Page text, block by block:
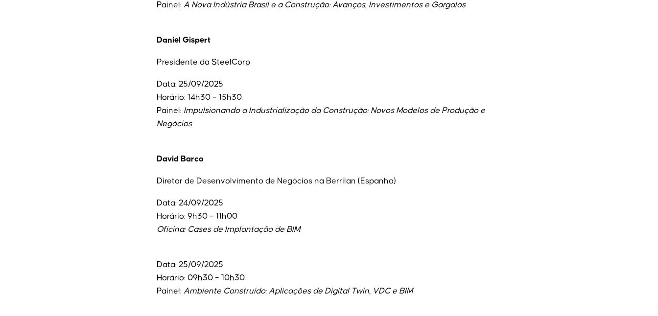
Painel: A Nova Indústria Brasil e a Construção: Avanços, Investimentos e Gargalos
Daniel Gispert
Presidente da SteelCorp
Data: 25/09/2025
Horário: 14h30 – 15h30
Painel: Impulsionando a Industrialização da Construção: Novos Modelos de Produção e
Negócios
David Barco
Diretor de Desenvolvimento de Negócios na Berrilan (Espanha)
Data: 24/09/2025
Horário: 9h30 – 11h00
Oficina: Cases de Implantação de BIM
Data: 25/09/2025
Horário: 09h30 – 10h30
Painel: Ambiente Construído: Aplicações de Digital Twin, VDC e BIM